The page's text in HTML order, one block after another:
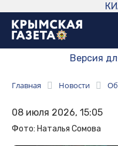
Версия
Главная Новости
08 июля 2026, 15:05
Фото: Наталья Сомова